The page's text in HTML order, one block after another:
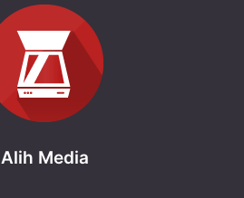
Alih Media